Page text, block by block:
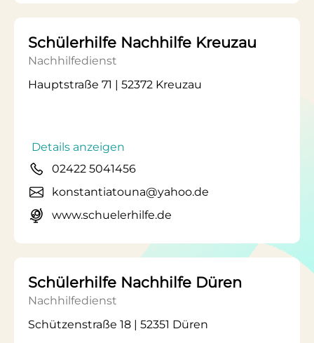
Schülerhilfe Nachhilfe Kreuzau
Nachhilfedienst
Hauptstraße 71 | 52372 Kreuzau
Details anzeigen
02422 5041456
konstantiatouna@yahoo.de
www.schuelerhilfe.de
Schülerhilfe Nachhilfe Düren
Nachhilfedienst
Schützenstraße 18 | 52351 Düren